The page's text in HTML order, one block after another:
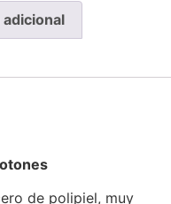
de polipiel, muy